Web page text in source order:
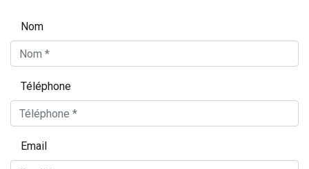
Nom
Téléphone
Email